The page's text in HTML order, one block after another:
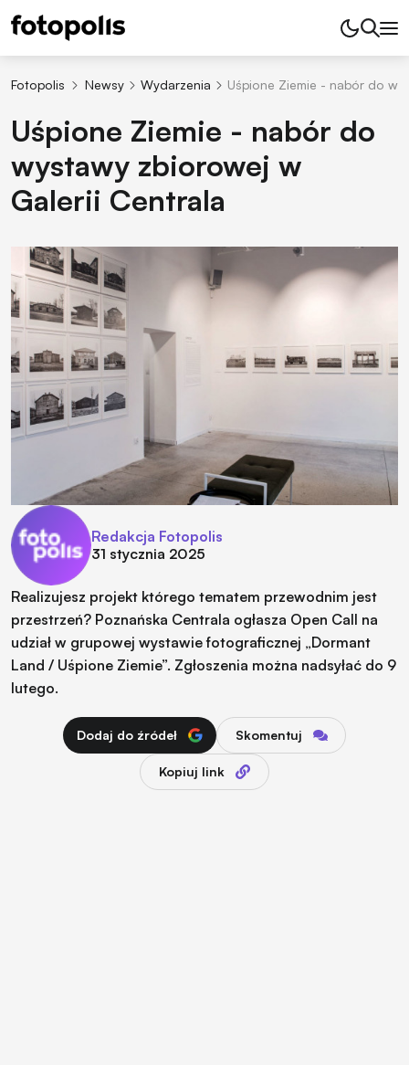
Fotopolis Newsy Wydarzenia Uśpione Ziemie - nabór do
Uśpione Ziemie - nabór do
wystawy zbiorowej w
Galerii Centrala
Redakcja Fotopolis
31 stycznia 2025
Realizujesz projekt którego tematem przewodnim jest
przestrzeń? Poznańska Centrala ogłasza Open Call na
udział w grupowej wystawie fotograficznej „Dormant
Land / Uśpione Ziemie”. Zgłoszenia można nadsyłać do 9
lutego.
Dodaj do źródeł Skomentuj
Kopiuj link